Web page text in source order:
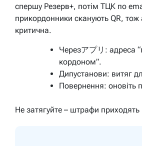
спершу Резерв+, потім ТЦК по
прикордонники сканують QR, тож
критична.
Черезアプリ: адреса
кордоном”.
Дипустанови: витяг
Повернення: оновіть
Не затягуйте – штрафи приходять